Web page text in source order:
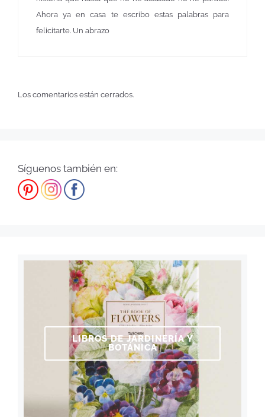
Ahora ya en casa te escribo estas palabras para
felicitarte. Un abrazo
Los comentarios están cerrados.
Síguenos también en:
LIBROS DE JARDINERÍA Y
BOTÁNICA